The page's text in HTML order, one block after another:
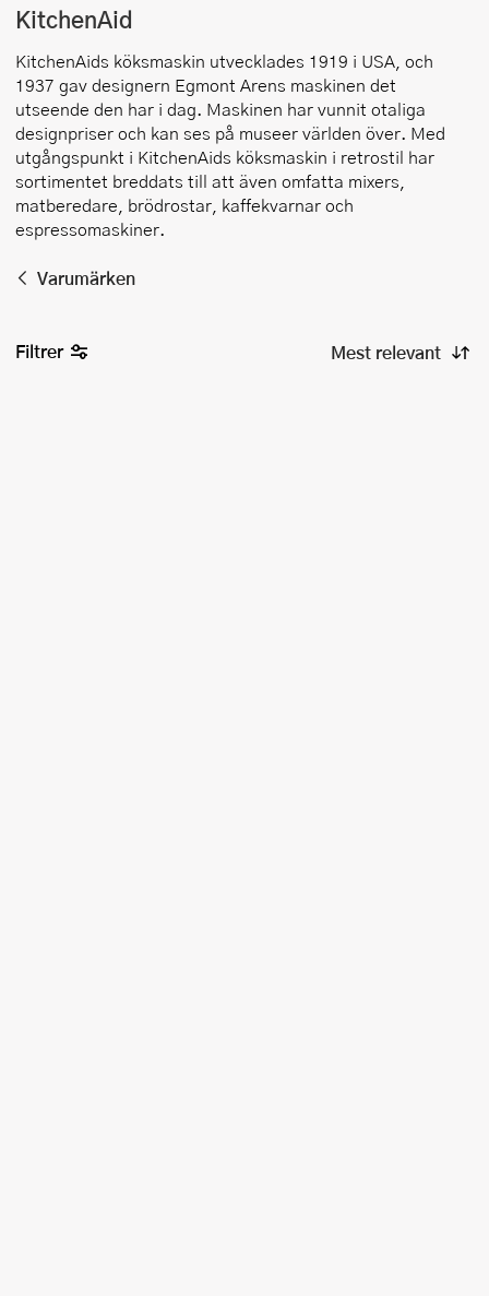
KitchenAid
KitchenAids köksmaskin utvecklades 1919 i USA, och
1937 gav designern Egmont Arens maskinen det
utseende den har i dag. Maskinen har vunnit otaliga
designpriser och kan ses på museer världen över. Med
utgångspunkt i KitchenAids köksmaskin i retrostil har
sortimentet breddats till att även omfatta mixers,
matberedare, brödrostar, kaffekvarnar och
espressomaskiner.
Varumärken
Filtrer